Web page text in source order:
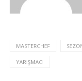
MASTERCHEF
YARIŞMACI